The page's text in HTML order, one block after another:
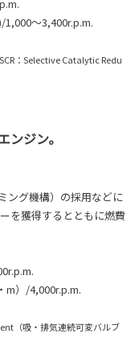
〜3,400r.p.m.
：Selective Catalytic Redu
ジン。
ング機構）の採用などに
を獲得するとともに燃費
m）/4,000r.p.m.
（吸・排気連続可変バルブ